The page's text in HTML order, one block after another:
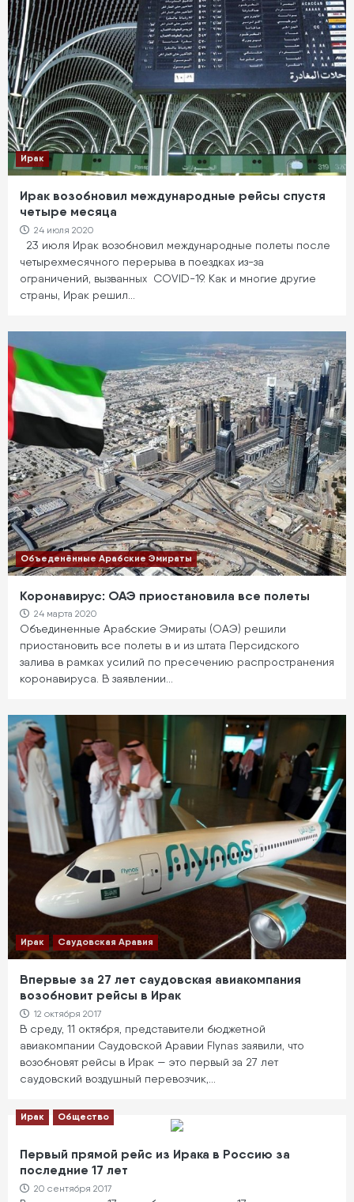
Ирак
Ирак возобновил международные рейсы спустя
четыре месяца
24 июля 2020
23 июля Ирак возобновил международные полеты после
четырехмесячного перерыва в поездках из-за
ограничений, вызванных COVID-19. Как и многие другие
страны, Ирак решил…
Объеденённые Арабские Эмираты
Коронавирус: ОАЭ приостановила все полеты
24 марта 2020
Объединенные Арабские Эмираты (ОАЭ) решили
приостановить все полеты в и из штата Персидского
залива в рамках усилий по пресечению распространения
коронавируса. В заявлении…
Ирак Саудовская Аравия
Впервые за 27 лет саудовская авиакомпания
возобновит рейсы в Ирак
12 октября 2017
В среду, 11 октября, представители бюджетной
авиакомпании Саудовской Аравии Flynas заявили, что
возобновят рейсы в Ирак — это первый за 27 лет
саудовский воздушный перевозчик,…
Ирак Общество
Первый прямой рейс из Ирака в Россию за
последние 17 лет
20 сентября 2017